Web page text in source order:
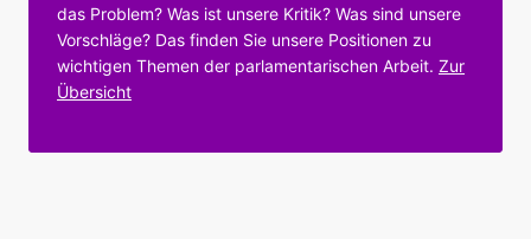
das Problem? Was ist unsere Kritik? Was sind unsere
Vorschläge? Das finden Sie unsere Positionen zu
wichtigen Themen der parlamentarischen Arbeit. Zur
Übersicht